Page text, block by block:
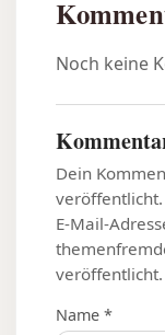
Noch keine
Dein
E-Mail-
veröffentlicht.
Name *